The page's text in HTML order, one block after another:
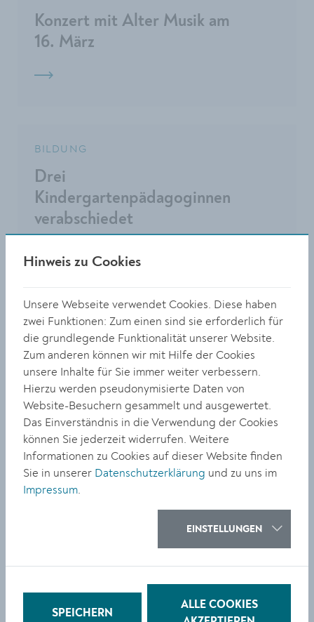
Konzert mit Alter Musik am
16. März
BILDUNG
Drei
Kindergartenpädagoginnen
verabschiedet
BILDUNG
Hoher Besuch im
Kindergarten Gneixendorf
26. 2.: Begegnungen &
Gespräche: Wissen versus
Hinweis zu Cookies
Unsere Webseite verwendet Cookies. Diese haben
zwei Funktionen: Zum einen sind sie erforderlich für
die grundlegende Funktionalität unserer Website.
Zum anderen können wir mit Hilfe der Cookies
unsere Inhalte für Sie immer weiter verbessern.
Hierzu werden pseudonymisierte Daten von
Website-Besuchern gesammelt und ausgewertet.
Das Einverständnis in die Verwendung der Cookies
können Sie jederzeit widerrufen. Weitere
Informationen zu Cookies auf dieser Website finden
Sie in unserer Datenschutzerklärung und zu uns im
Impressum.
EINSTELLUNGEN
SPEICHERN
ALLE COOKIES